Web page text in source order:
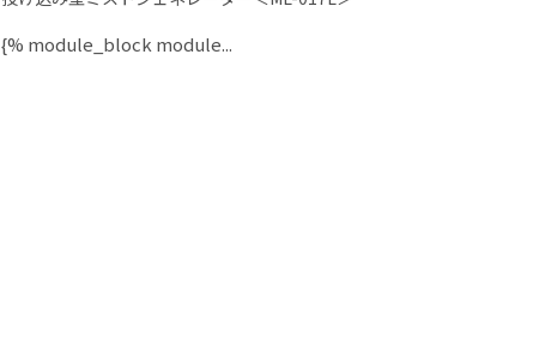
{% module_block module...